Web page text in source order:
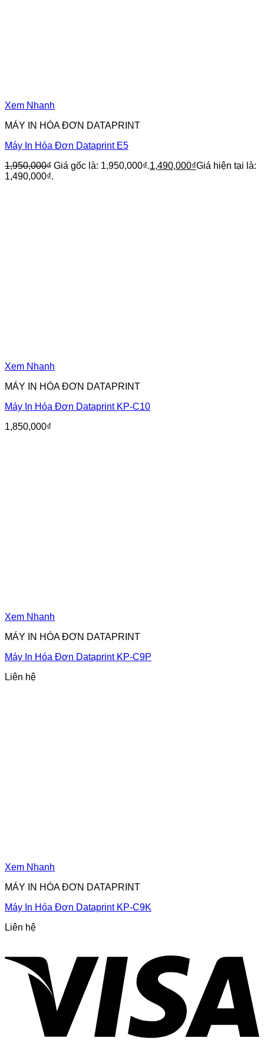
Xem Nhanh
MÁY IN HÓA ĐƠN DATAPRINT
Máy In Hóa Đơn Dataprint E5
1,950,000₫ Giá gốc là: 1,950,000₫.1,490,000₫Giá hiện tại là:
1,490,000₫.
Xem Nhanh
MÁY IN HÓA ĐƠN DATAPRINT
Máy In Hóa Đơn Dataprint KP-C10
1,850,000₫
Xem Nhanh
MÁY IN HÓA ĐƠN DATAPRINT
Máy In Hóa Đơn Dataprint KP-C9P
Liên hệ
Xem Nhanh
MÁY IN HÓA ĐƠN DATAPRINT
Máy In Hóa Đơn Dataprint KP-C9K
Liên hệ